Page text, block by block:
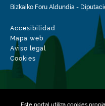
Bizkaiko Foru Aldundia -
Accesibilidad
Mapa web
Aviso legal
Cookies